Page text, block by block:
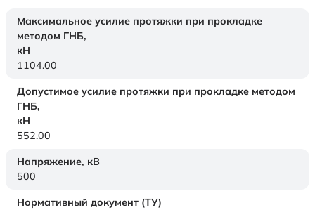
Максимальное усилие протяжки при прокладке
методом ГНБ,
кН
1104.00
Допустимое усилие протяжки при прокладке методом
ГНБ,
кН
552.00
Напряжение, кВ
500
Нормативный документ (ТУ)